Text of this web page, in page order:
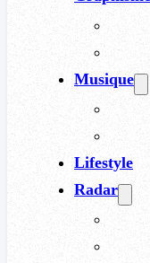
Musique
Lifestyle
Radar